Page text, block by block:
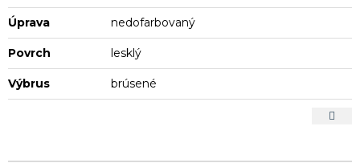
Úprava nedofarbovaný
Povrch lesklý
Výbrus brúsené